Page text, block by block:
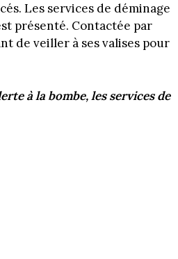
Les services de déminage
présenté. Contactée par
de veiller à ses valises pour
à la bombe, les services de